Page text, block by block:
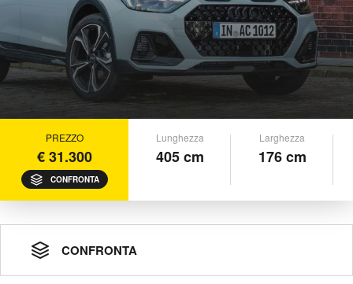
PREZZO
€ 31.300
CONFRONTA
Lunghezza
405 cm
Larghezza
176 cm
CONFRONTA